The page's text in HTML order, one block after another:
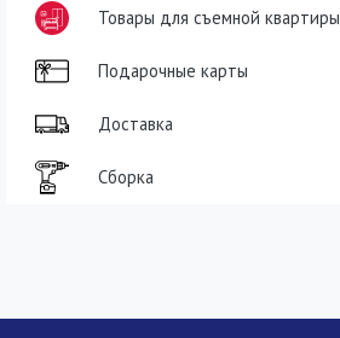
Товары для съемной квартиры
Подарочные карты
Доставка
Сборка